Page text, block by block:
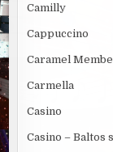
Camilly
Cappuccino
Caramel
Carmella
Casino
Casino – Baltos